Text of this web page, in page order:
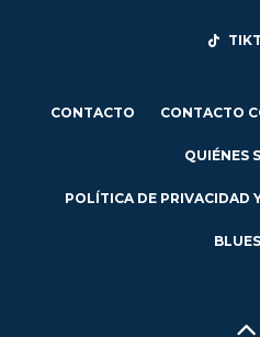
CONTACTO CONTACTO
QUIÉNES
POLÍTICA DE PRIVACIDAD